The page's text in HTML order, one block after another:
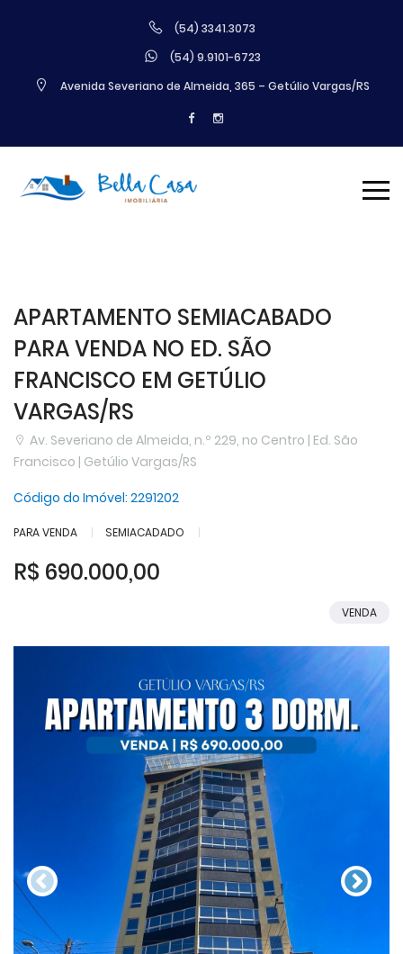
(54) 3341.3073
(54) 9.9101-6723
Avenida Severiano de Almeida, 365 – Getúlio Vargas/RS
APARTAMENTO SEMIACABADO
PARA VENDA NO ED. SÃO
FRANCISCO EM GETÚLIO
VARGAS/RS
Av. Severiano de Almeida, n.º 229, no Centro | Ed. São
Francisco | Getúlio Vargas/RS
Código do Imóvel: 2291202
PARA VENDA SEMIACADADO
R$ 690.000,00
VENDA